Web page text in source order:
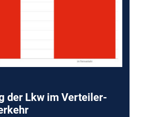
der Lkw im Verteiler-